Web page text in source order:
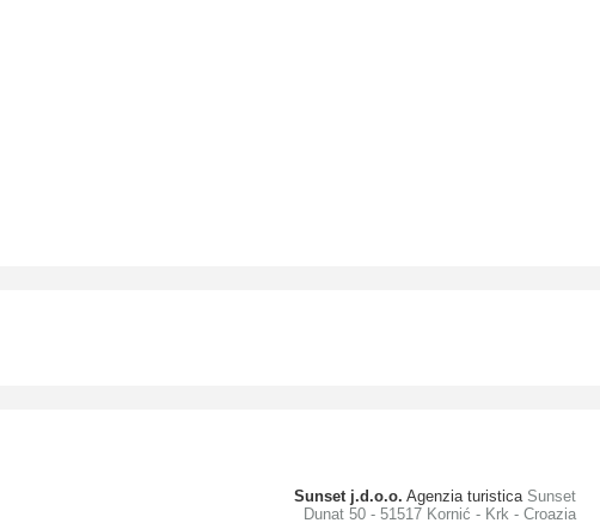
Sunset j.d.o.o. Agenzia turisticaSunset
Dunat 50 - 51517 Kornić - Krk - Croazia